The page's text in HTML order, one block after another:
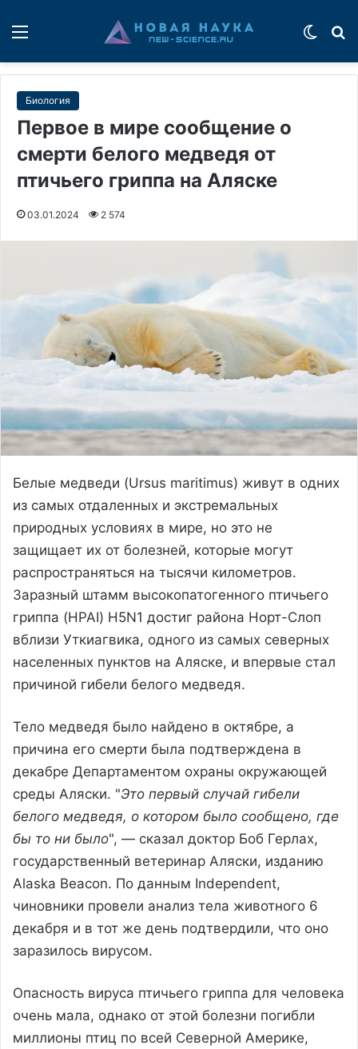
Биология
Первое в мире сообщение о
смерти белого медведя от
птичьего гриппа на Аляске
03.01.2024 2 574
Белые медведи (Ursus maritimus) живут в одних
из самых отдаленных и экстремальных
природных условиях в мире, но это не
защищает их от болезней, которые могут
распространяться на тысячи километров.
Заразный штамм высокопатогенного птичьего
гриппа (HPAI) H5N1 достиг района Норт-Слоп
вблизи Уткиагвика, одного из самых северных
населенных пунктов на Аляске, и впервые стал
причиной гибели белого медведя.
Тело медведя было найдено в октябре, а
причина его смерти была подтверждена в
декабре Департаментом охраны окружающей
среды Аляски. "Это первый случай гибели
белого медведя, о котором было сообщено, где
бы то ни было", — сказал доктор Боб Герлах,
государственный ветеринар Аляски, изданию
Alaska Beacon. По данным Independent,
чиновники провели анализ тела животного 6
декабря и в тот же день подтвердили, что оно
заразилось вирусом.
Опасность вируса птичьего гриппа для человека
очень мала, однако от этой болезни погибли
миллионы птиц по всей Северной Америке,